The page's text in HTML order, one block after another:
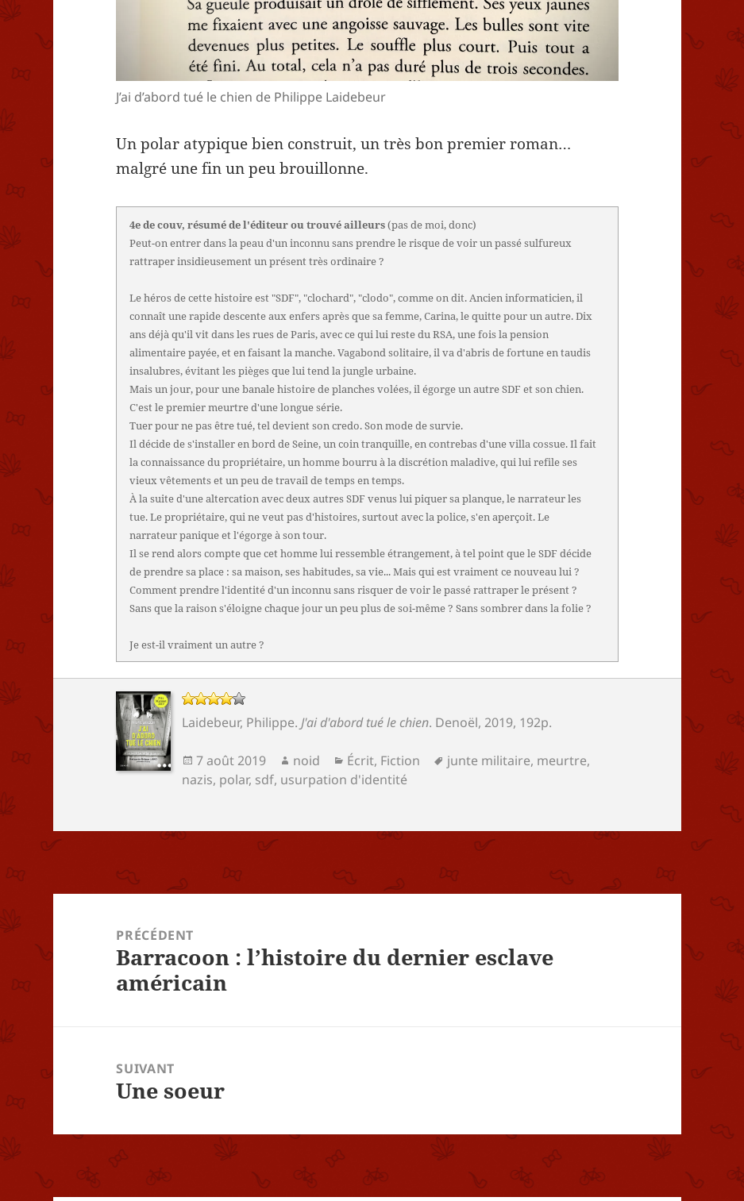
J’ai d’abord tué le chien de Philippe Laidebeur
Un polar atypique bien construit, un très bon premier roman…
malgré une fin un peu brouillonne.
4e de couv, résumé de l'éditeur ou trouvé ailleurs(pas de moi, donc)
Peut-on entrer dans la peau d'un inconnu sans prendre le risque de voir un passé sulfureux
rattraper insidieusement un présent très ordinaire ?
Le héros de cette histoire est "SDF", "clochard", "clodo", comme on dit. Ancien informaticien, il
connaît une rapide descente aux enfers après que sa femme, Carina, le quitte pour un autre. Dix
ans déjà qu'il vit dans les rues de Paris, avec ce qui lui reste du RSA, une fois la pension
alimentaire payée, et en faisant la manche. Vagabond solitaire, il va d'abris de fortune en taudis
insalubres, évitant les pièges que lui tend la jungle urbaine.
Mais un jour, pour une banale histoire de planches volées, il égorge un autre SDF et son chien.
C'est le premier meurtre d'une longue série.
Tuer pour ne pas être tué, tel devient son credo. Son mode de survie.
Il décide de s'installer en bord de Seine, un coin tranquille, en contrebas d'une villa cossue. Il fait
la connaissance du propriétaire, un homme bourru à la discrétion maladive, qui lui refile ses
vieux vêtements et un peu de travail de temps en temps.
À la suite d'une altercation avec deux autres SDF venus lui piquer sa planque, le narrateur les
tue. Le propriétaire, qui ne veut pas d'histoires, surtout avec la police, s'en aperçoit. Le
narrateur panique et l'égorge à son tour.
Il se rend alors compte que cet homme lui ressemble étrangement, à tel point que le SDF décide
de prendre sa place : sa maison, ses habitudes, sa vie... Mais qui est vraiment ce nouveau lui ?
Comment prendre l'identité d'un inconnu sans risquer de voir le passé rattraper le présent ?
Sans que la raison s'éloigne chaque jour un peu plus de soi-même ? Sans sombrer dans la folie ?
Je est-il vraiment un autre ?
Laidebeur, Philippe. J'ai d'abord tué le chien. Denoël, 2019, 192p.
Publié
le
7 août 2019 Auteur
noid Catégories
Écrit, Fiction
Mots-
junte militaire, meurtre,
nazis, polar, sdf, usurpation d'identité
l’article
PRÉCÉDENT
Article
précédent :
Barracoon : l’histoire du dernier esclave
américain
SUIVANT
Article
Une soeur